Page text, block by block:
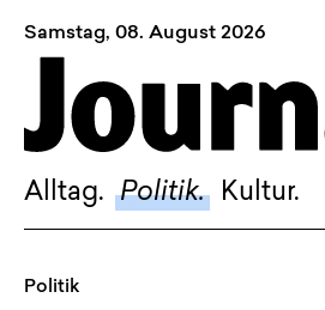
Samstag, 08. August 2026
Alltag. Politik. Kultur.
Sagt, was Bern
Alltag.
Politik.
Kultur.
Politik